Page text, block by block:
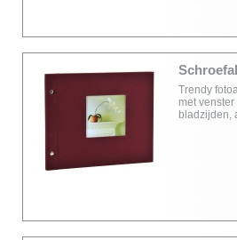
Trendy
met
bladzijden,